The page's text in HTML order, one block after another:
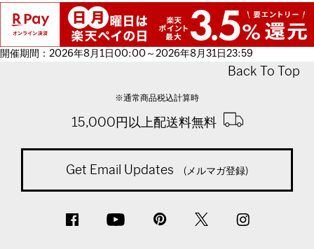
開催期間：2026年8月1日00:00～2026年8月31日23:59
Back To Top
※通常商品税込計算時
15,000円以上配送料無料
Get Email Updates (メルマガ登録)